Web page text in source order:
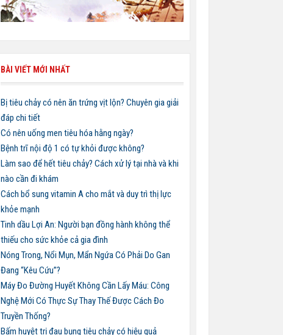
BÀI VIẾT MỚI NHẤT
Bị tiêu chảy có nên ăn trứng vịt lộn? Chuyên gia giải
đáp chi tiết
Có nên uống men tiêu hóa hằng ngày?
Bệnh trĩ nội độ 1 có tự khỏi được không?
Làm sao để hết tiêu chảy? Cách xử lý tại nhà và khi
nào cần đi khám
Cách bổ sung vitamin A cho mắt và duy trì thị lực
khỏe mạnh
Tinh dầu Lợi An: Người bạn đồng hành không thể
thiếu cho sức khỏe cả gia đình
Nóng Trong, Nổi Mụn, Mẩn Ngứa Có Phải Do Gan
Đang “Kêu Cứu”?
Máy Đo Đường Huyết Không Cần Lấy Máu: Công
Nghệ Mới Có Thực Sự Thay Thế Được Cách Đo
Truyền Thống?
Bấm huyệt trị đau bụng tiêu chảy có hiệu quả